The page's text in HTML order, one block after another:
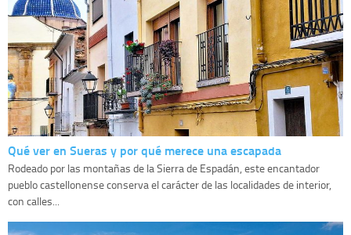
Qué ver en Sueras y por qué merece una escapada
Rodeado por las montañas de la Sierra de Espadán, este encantador
pueblo castellonense conserva el carácter de las localidades de interior,
con calles...